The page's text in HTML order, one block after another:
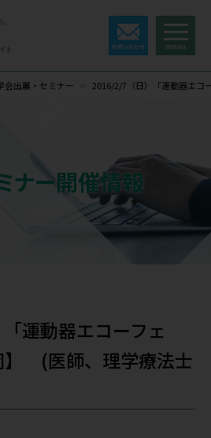
ト
会出展・セミナー > 2016/2/7（日）「運動器エコ
ナー開催情報
運動器エコーフェ
】 (医師、理学療法士